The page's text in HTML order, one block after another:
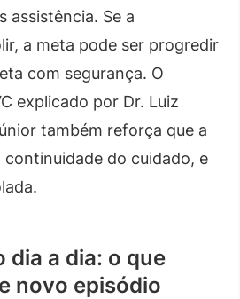
assistência. Se a
a meta pode ser progredir
com segurança. O
explicado por Dr. Luiz
também reforça que a
continuidade do cuidado, e
dia a dia: o que
novo episódio